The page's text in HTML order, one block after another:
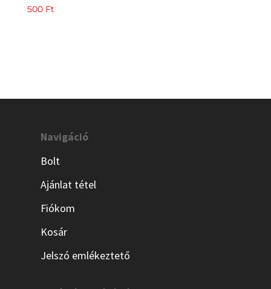
500 Ft
Navigáció
Bolt
Ajánlat tétel
Fiókom
Kosár
Jelszó emlékeztető